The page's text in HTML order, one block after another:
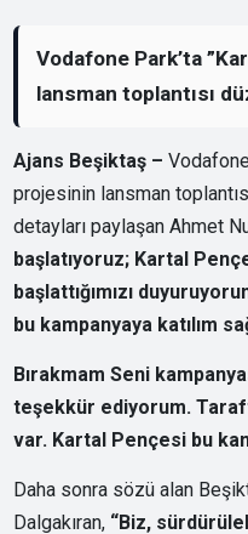
Vodafone Park’ta
lansman toplantısı
Ajans Beşiktaş –
projesinin lansman
detayları paylaşan Ahmet
başlatıyoruz; Kartal
başlattığımızı
bu kampanyaya katılım
Bırakmam Seni
teşekkür ediyorum.
var. Kartal Pençesi bu
Daha sonra sözü alan
Dalgakıran, “Biz,